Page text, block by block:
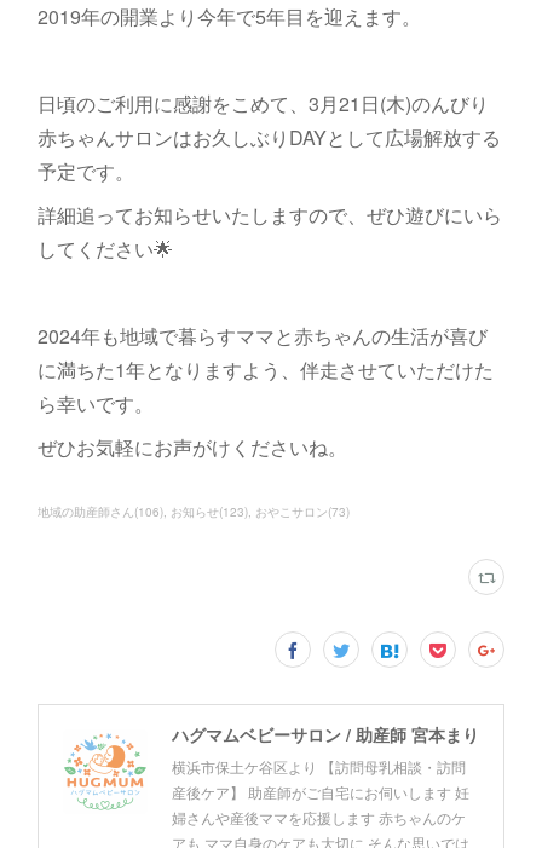
2019年の開業より今年で5年目を迎えます。
日頃のご利用に感謝をこめて、3月21日(木)のんびり
赤ちゃんサロンはお久しぶりDAYとして広場解放する
予定です。
詳細追ってお知らせいたしますので、ぜひ遊びにいら
してください🌟
2024年も地域で暮らすママと赤ちゃんの生活が喜び
に満ちた1年となりますよう、伴走させていただけた
ら幸いです。
ぜひお気軽にお声がけくださいね。
地域の助産師さん(106) お知らせ(123) おやこサロン(73)
ハグマムベビーサロン / 助産師 宮本まり
横浜市保土ケ谷区より 【訪問母乳相談・訪問
産後ケア】 助産師がご自宅にお伺いします 妊
婦さんや産後ママを応援します 赤ちゃんのケ
アも ママ自身のケアも大切に そんな思いでは